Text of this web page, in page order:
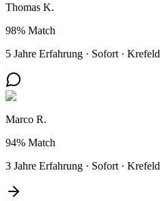
Thomas K.
98% Match
5 Jahre Erfahrung · Sofort · Krefeld
Marco R.
94% Match
3 Jahre Erfahrung · Sofort · Krefeld